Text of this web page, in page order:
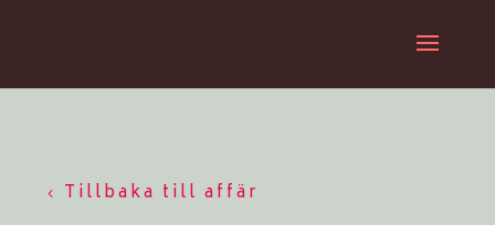
Tillbaka till affär